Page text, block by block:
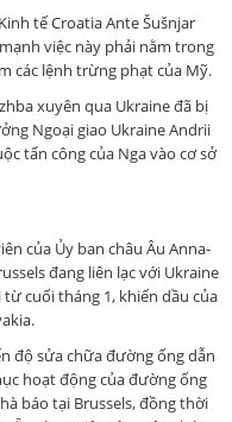
tế Croatia Ante Šušnjar
việc này phải nằm trong
các lệnh trừng phạt của Mỹ.
xuyên qua Ukraine đã bị
Ngoại giao Ukraine Andrii
tấn công của Nga vào cơ sở
của Ủy ban châu Âu Anna-
đang liên lạc với Ukraine
cuối tháng 1, khiến dầu của
độ sửa chữa đường ống dẫn
hoạt động của đường ống
báo tại Brussels, đồng thời